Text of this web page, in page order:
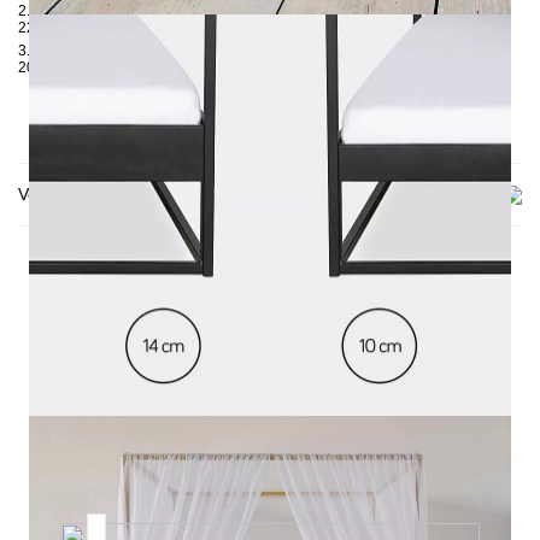
2. Karton: 1700 x 420 x 100 mm, ≈
22 kg
3. Karton: 2050 x 420 x 100 mm,
20 kg
Versand & Lieferung
DAS KÖNNTE DIR AUCH